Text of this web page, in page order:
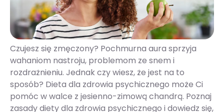
Czujesz się zmęczony? Pochmurna aura sprzyja
wahaniom nastroju, problemom ze snem i
rozdrażnieniu. Jednak czy wiesz, że jest na to
sposób? Dieta dla zdrowia psychicznego może Ci
pomóc w walce z jesienno-zimową chandrą. Poznaj
zasady diety dla zdrowia psychicznego i dowiedz się,